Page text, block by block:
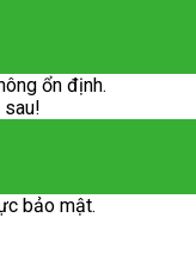
ổn định.
bảo mật.